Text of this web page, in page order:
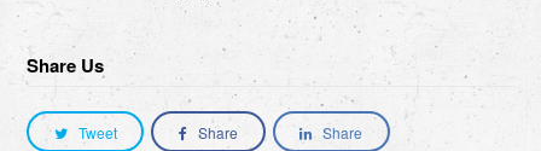
Share Us
Tweet Share Share